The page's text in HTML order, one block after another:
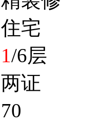
宅
1/6层
证